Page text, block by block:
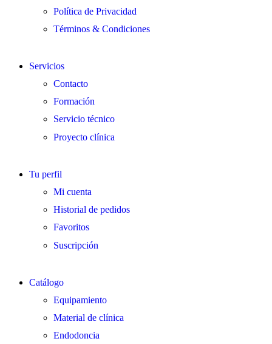
Política de Privacidad
Términos & Condiciones
Servicios
Contacto
Formación
Servicio técnico
Proyecto clínica
Tu perfil
Mi cuenta
Historial de pedidos
Favoritos
Suscripción
Catálogo
Equipamiento
Material de clínica
Endodoncia